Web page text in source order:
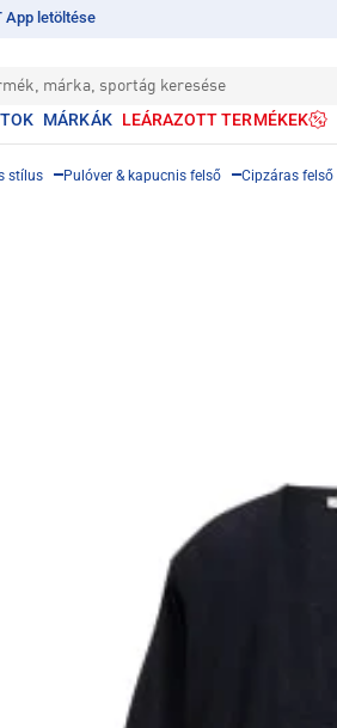
App letöltése
márka, sportág keresése
MÁRKÁK LEÁRAZOTT TERMÉKEK
stílus Pulóver & kapucnis felső Cipzáras felső